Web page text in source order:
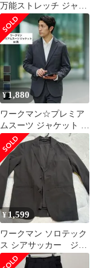
万能ストレッチ ジャケ
ットL スラックス L
¥1,880
ワークマン☆プレミア
ムスーツ ジャケット ソ
ロテックス(R)使用 黒
М
¥ 1,599
ワークマン ソロテック
ス シアサッカー ジャ
ケット パンツ セットア